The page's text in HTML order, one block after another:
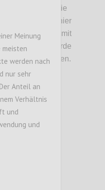
Stimme die
Würde hier
verbunden mit
stattfinden, würde
schnell rebellieren.
Meinung
meisten
werden nach
nur sehr
Anteil an
Verhältnis
und
und